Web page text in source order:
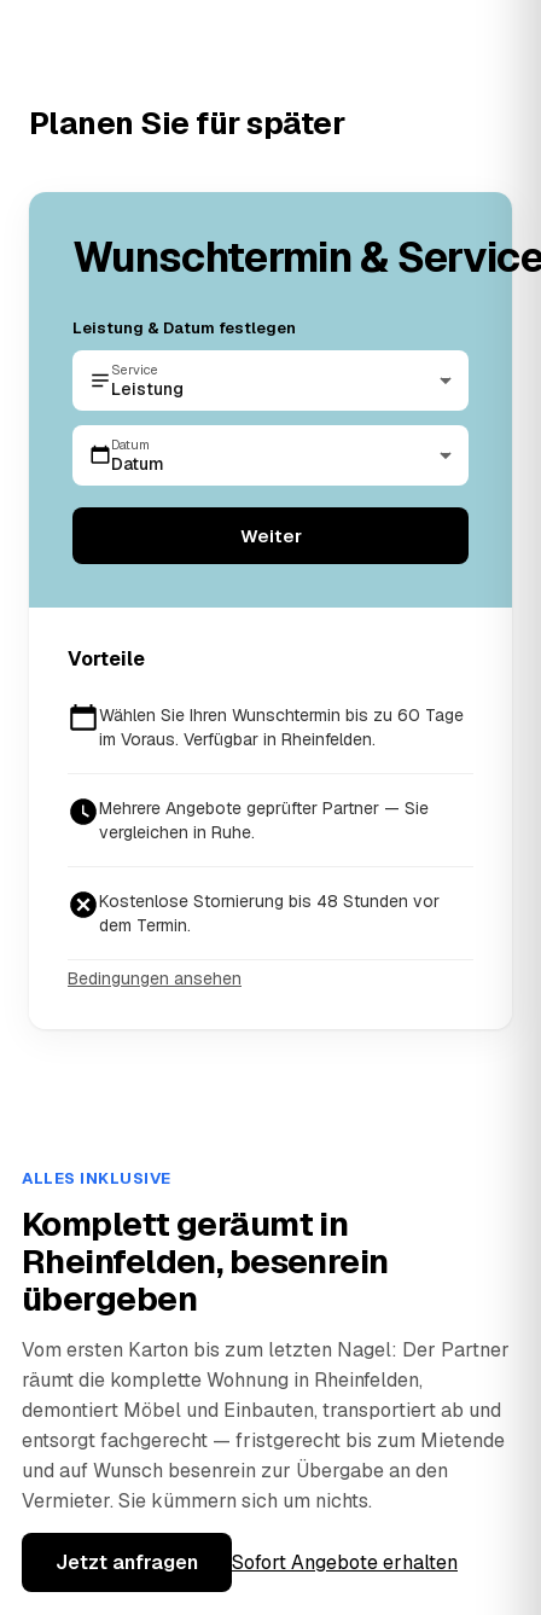
Planen Sie für später
Wunschtermin &
Leistung & Datum festlegen
Service
Leistung
Datum
Datum
Weiter
Vorteile
Wählen Sie Ihren Wunschtermin bis zu 60 Tage
im Voraus. Verfügbar in Rheinfelden.
Mehrere Angebote geprüfter Partner — Sie
vergleichen in Ruhe.
Kostenlose Stornierung bis 48 Stunden vor
dem Termin.
Bedingungen ansehen
ALLES INKLUSIVE
Komplett geräumt in
Rheinfelden, besenrein
übergeben
Vom ersten Karton bis zum letzten Nagel: Der Partner
räumt die komplette Wohnung in Rheinfelden,
demontiert Möbel und Einbauten, transportiert ab und
entsorgt fachgerecht — fristgerecht bis zum Mietende
und auf Wunsch besenrein zur Übergabe an den
Vermieter. Sie kümmern sich um nichts.
Jetzt anfragen Sofort Angebote erhalten